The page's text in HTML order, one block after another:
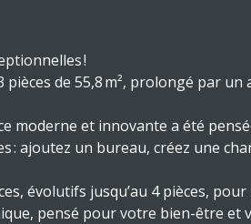
!
de 55,8 m², prolongé par
moderne et innovante a été
: ajoutez un bureau, créez une
évolutifs jusqu’au 4 pièces,
pensé pour votre bien-être et